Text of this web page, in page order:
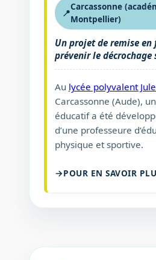
📍
Carcassonne
Montpellier)
Un projet de remise en
prévenir le décrochage
Au lycée polyvalent
Carcassonne (Aude),
éducatif a été
d’une professeure
physique et sportive.
POUR EN SAVOIR